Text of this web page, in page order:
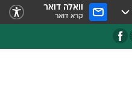
וואלה דואר
קרא דואר